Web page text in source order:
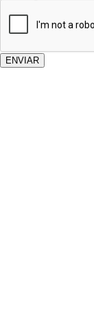
ENVIAR